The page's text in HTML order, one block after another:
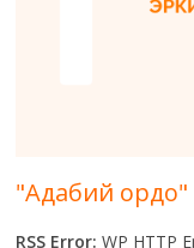
"Адабий
RSS Error: WP HTTP